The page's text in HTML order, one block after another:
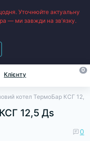
Уточнюйте актуальну
— ми завжди на зв’язку.
Клієнту
0
котел ТермоБар КСГ 12,5
12,5 Дs
0